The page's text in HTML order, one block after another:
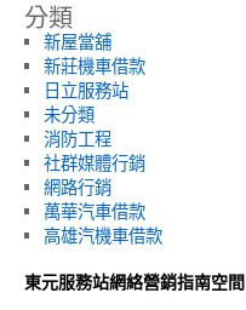
分類
新屋當舖
新莊機車借款
日立服務站
未分類
消防工程
社群媒體行銷
網路行銷
萬華汽車借款
高雄汽機車借款
東元服務站網絡營銷指南空間